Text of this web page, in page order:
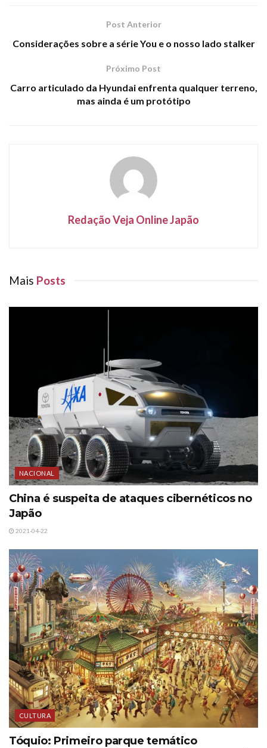
Post Anterior
Considerações sobre a série You e o nosso lado stalker
Próximo Post
Carro articulado da Hyundai enfrenta qualquer terreno,
mas ainda é um protótipo
Redação Veja Online Japão
Mais Posts
NACIONAL
China é suspeita de ataques cibernéticos no
Japão
2021-04-22
CULTURA
Tóquio: Primeiro parque temático